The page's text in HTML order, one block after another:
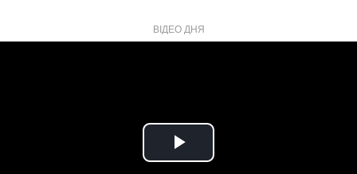
ВІДЕО ДНЯ
Play